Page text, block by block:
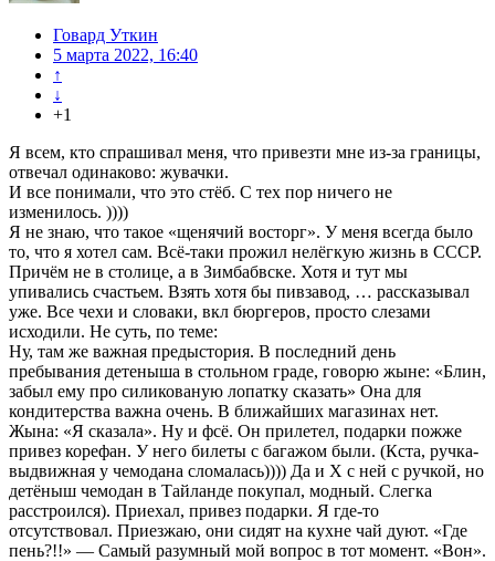
Говард Уткин
5 марта 2022, 16:40
↑
↓
+1
Я всем, кто спрашивал меня, что привезти мне из-за границы,
отвечал одинаково: жувачки.
И все понимали, что это стёб. С тех пор ничего не
изменилось. ))))
Я не знаю, что такое «щенячий восторг». У меня всегда было
то, что я хотел сам. Всё-таки прожил нелёгкую жизнь в СССР.
Причём не в столице, а в Зимбабвске. Хотя и тут мы
упивались счастьем. Взять хотя бы пивзавод, … рассказывал
уже. Все чехи и словаки, вкл бюргеров, просто слезами
исходили. Не суть, по теме:
Ну, там же важная предыстория. В последний день
пребывания детеныша в стольном граде, говорю жыне: «Блин,
забыл ему про силикованую лопатку сказать» Она для
кондитерства важна очень. В ближайших магазинах нет.
Жына: «Я сказала». Ну и фсё. Он прилетел, подарки пожже
привез корефан. У него билеты с багажом были. (Кста, ручка-
выдвижная у чемодана сломалась)))) Да и Х с ней с ручкой, но
детёныш чемодан в Тайланде покупал, модный. Слегка
расстроился). Приехал, привез подарки. Я где-то
отсутствовал. Приезжаю, они сидят на кухне чай дуют. «Где
пень?!!» — Самый разумный мой вопрос в тот момент. «Вон».